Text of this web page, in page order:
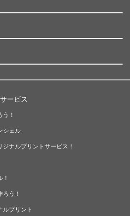
ービス
！
シェル
ナルプリントサービス！
う！
ルプリント